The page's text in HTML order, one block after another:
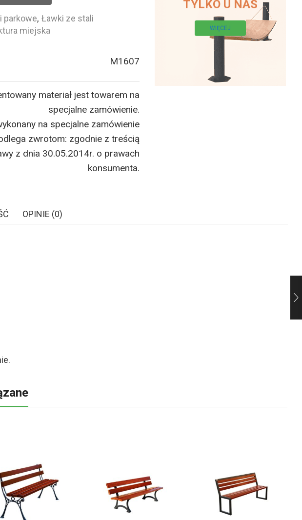
parkowe, Ławki ze stali
miejska
M1607
materiał jest towarem na
specjalne zamówienie.
na specjalne zamówienie
zwrotom: zgodnie z treścią
z dnia 30.05.2014r. o prawach
konsumenta.
TYLKO U NAS
WIĘCEJ
OPINIE (0)